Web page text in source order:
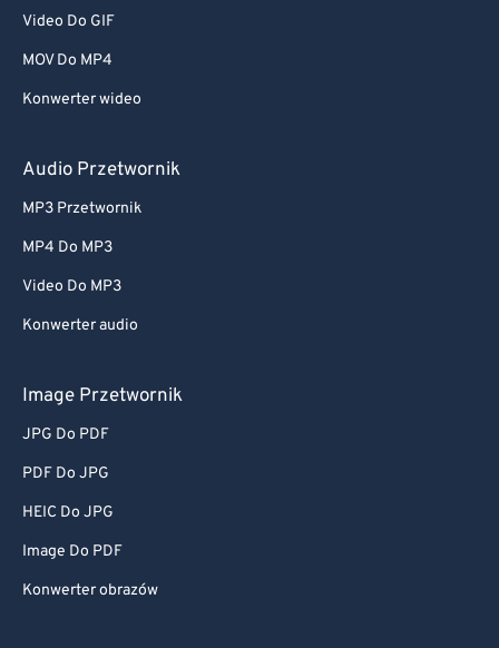
Video Do GIF
MOV Do MP4
Konwerter wideo
Audio Przetwornik
MP3 Przetwornik
MP4 Do MP3
Video Do MP3
Konwerter audio
Image Przetwornik
JPG Do PDF
PDF Do JPG
HEIC Do JPG
Image Do PDF
Konwerter obrazów